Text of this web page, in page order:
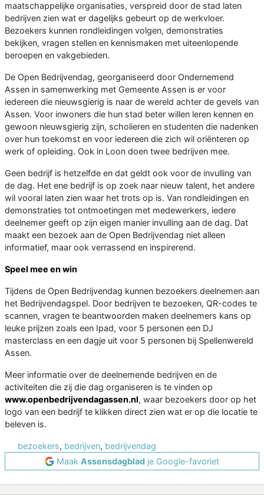
maatschappelijke organisaties, verspreid door de stad laten
bedrijven zien wat er dagelijks gebeurt op de werkvloer.
Bezoekers kunnen rondleidingen volgen, demonstraties
bekijken, vragen stellen en kennismaken met uiteenlopende
beroepen en vakgebieden.
De Open Bedrijvendag, georganiseerd door Ondernemend
Assen in samenwerking met Gemeente Assen is er voor
iedereen die nieuwsgierig is naar de wereld achter de gevels van
Assen. Voor inwoners die hun stad beter willen leren kennen en
gewoon nieuwsgierig zijn, scholieren en studenten die nadenken
over hun toekomst en voor iedereen die zich wil oriënteren op
werk of opleiding. Ook in Loon doen twee bedrijven mee.
Geen bedrijf is hetzelfde en dat geldt ook voor de invulling van
de dag. Het ene bedrijf is op zoek naar nieuw talent, het andere
wil vooral laten zien waar het trots op is. Van rondleidingen en
demonstraties tot ontmoetingen met medewerkers, iedere
deelnemer geeft op zijn eigen manier invulling aan de dag. Dat
maakt een bezoek aan de Open Bedrijvendag niet alleen
informatief, maar ook verrassend en inspirerend.
Speel mee en win
Tijdens de Open Bedrijvendag kunnen bezoekers deelnemen aan
het Bedrijvendagspel. Door bedrijven te bezoeken, QR-codes te
scannen, vragen te beantwoorden maken deelnemers kans op
leuke prijzen zoals een Ipad, voor 5 personen een DJ
masterclass en een dagje uit voor 5 personen bij Spellenwereld
Assen.
Meer informatie over de deelnemende bedrijven en de
activiteiten die zij die dag organiseren is te vinden op
www.openbedrijvendagassen.nl, waar bezoekers door op het
logo van een bedrijf te klikken direct zien wat er op die locatie te
beleven is.
bezoekers, bedrijven, bedrijvendag
Maak Assensdagblad je Google-favoriet